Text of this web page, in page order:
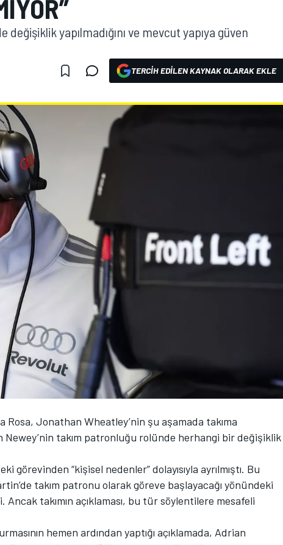
değişiklik yapılmadığını ve mevcut yapıya güven
TERCIH EDILEN KAYNAK OLARAK EKLE
Jonathan Wheatley’nin şu aşamada takıma
Newey’nin takım patronluğu rolünde herhangi bir değişiklik
görevinden “kişisel nedenler” dolayısıyla ayrılmıştı. Bu
takım patronu olarak göreve başlayacağı yönündeki
takımın açıklaması, bu tür söylentilere mesafeli
hemen ardından yaptığı açıklamada, Adrian